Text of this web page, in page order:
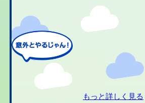
もっと詳しく見る